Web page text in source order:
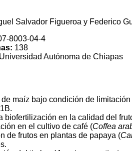
Salvador Figueroa y Federico
8003-04-4
138
Universidad Autónoma de Chiapas
maíz bajo condición de
biofertilización en la calidad del
en el cultivo de café (Coffea
de frutos en plantas de papaya (